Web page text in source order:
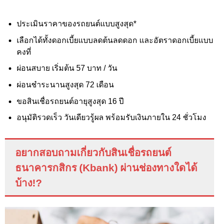
ประเมินราคาของรถยนต์แบบสูงสุด*
เลือกได้ทั้งดอกเบี้ยแบบลดต้นลดดอก และอัตราดอกเบี้ยแบบ
คงที่
ผ่อนสบาย เริ่มต้น 57 บาท / วัน
ผ่อนชำระนานสูงสุด 72 เดือน
ขอสินเชื่อรถยนต์อายุสูงสุด 16 ปี
อนุมัติรวดเร็ว วันเดียวรู้ผล พร้อมรับเงินภายใน 24 ชั่วโมง
อยากสอบถามเกี่ยวกับสินเชื่อรถยนต์
ธนาคารกสิกร (Kbank) ผ่านช่องทางใดได้
บ้าง!?